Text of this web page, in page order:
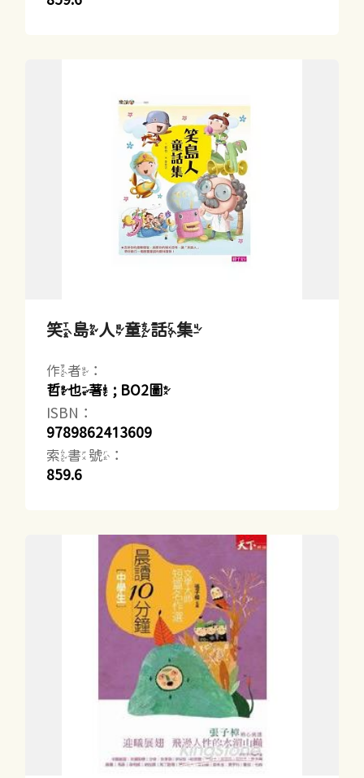
笑島人童話集
作者：
哲也著 ; BO2圖
ISBN：
9789862413609
索書號：
859.6